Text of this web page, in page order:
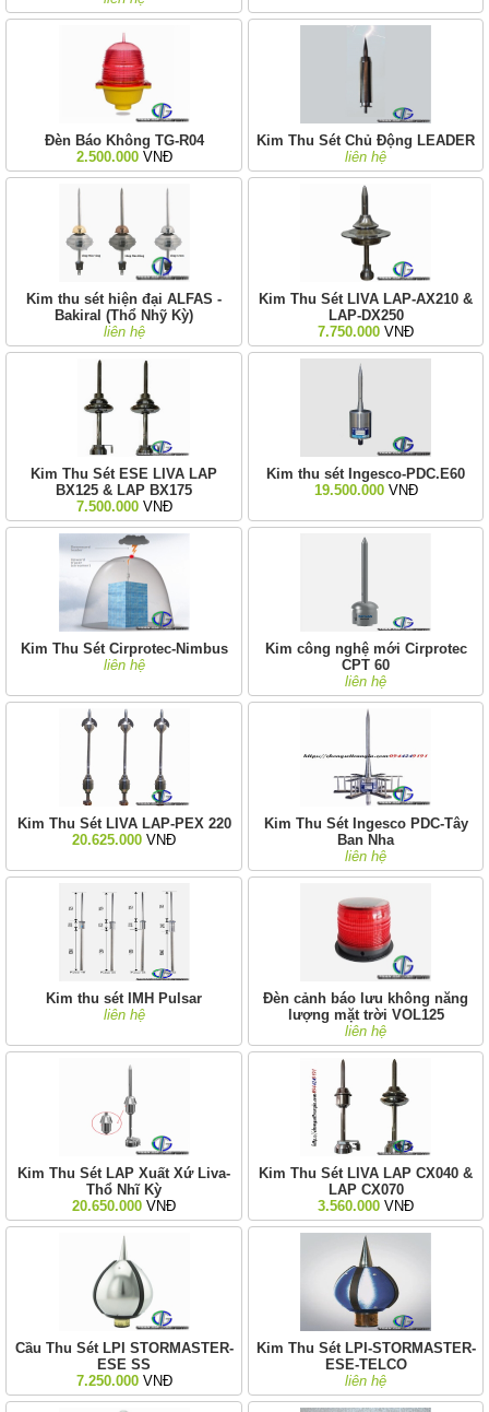
Đèn Báo Không TG-R04
2.500.000VNĐ
Kim Thu Sét Chủ Động LEADER
liên hệ
Kim thu sét hiện đại ALFAS -
Bakiral (Thổ Nhỹ Kỳ)
liên hệ
Kim Thu Sét LIVA LAP-AX210 &
LAP-DX250
7.750.000 VNĐ
Kim Thu Sét ESE LIVA LAP
BX125 & LAP BX175
7.500.000VNĐ
Kim thu sét Ingesco-PDC.E60
19.500.000VNĐ
Kim Thu Sét Cirprotec-Nimbus
liên hệ
Kim công nghệ mới Cirprotec
CPT 60
liên hệ
Kim Thu Sét LIVA LAP-PEX 220
20.625.000 VNĐ
Kim Thu Sét Ingesco PDC-Tây
Ban Nha
liên hệ
Kim thu sét IMH Pulsar
liên hệ
Đèn cảnh báo lưu không năng
lượng mặt trời VOL125
liên hệ
Kim Thu Sét LAP Xuất Xứ Liva-
Thổ Nhĩ Kỳ
20.650.000 VNĐ
Kim Thu Sét LIVA LAP CX040 &
LAP CX070
3.560.000 VNĐ
Cầu Thu Sét LPI STORMASTER-
ESE SS
7.250.000VNĐ
Kim Thu Sét LPI-STORMASTER-
ESE-TELCO
liên hệ